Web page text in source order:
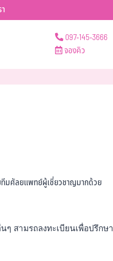
097-145-3666
จองคิว
ทีมศัลยแพทย์ผู้เชี่ยวชาญมากด้วย
สามรถลงทะเบียนเพื่อปรึกษา